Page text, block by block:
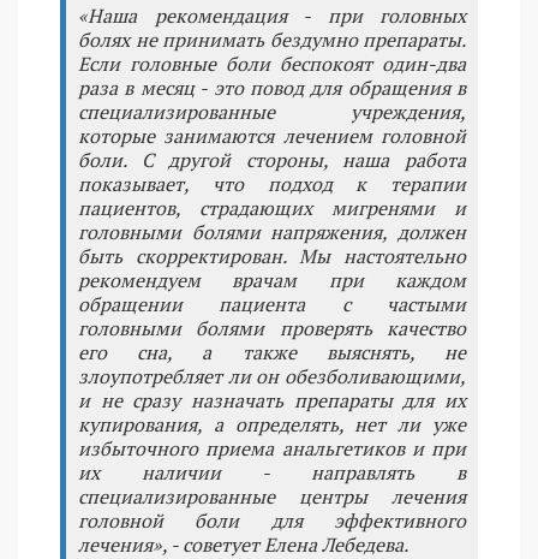
«Наша рекомендация - при головных
болях не принимать бездумно препараты.
Если головные боли беспокоят один-два
раза в месяц - это повод для обращения в
специализированные учреждения,
которые занимаются лечением головной
боли. С другой стороны, наша работа
показывает, что подход к терапии
пациентов, страдающих мигренями и
головными болями напряжения, должен
быть скорректирован. Мы настоятельно
рекомендуем врачам при каждом
обращении пациента с частыми
головными болями проверять качество
его сна, а также выяснять, не
злоупотребляет ли он обезболивающими,
и не сразу назначать препараты для их
купирования, а определять, нет ли уже
избыточного приема анальгетиков и при
их наличии - направлять в
специализированные центры лечения
головной боли для эффективного
лечения», - советует Елена Лебедева.